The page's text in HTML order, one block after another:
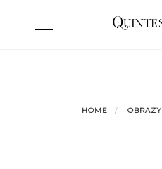
Toggle
HOME OBRAZY